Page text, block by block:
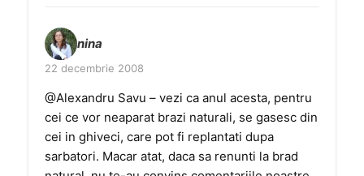
nina
22 decembrie 2008
@Alexandru Savu – vezi ca anul acesta, pentru
cei ce vor neaparat brazi naturali, se gasesc din
cei in ghiveci, care pot fi replantati dupa
sarbatori. Macar atat, daca sa renunti la brad